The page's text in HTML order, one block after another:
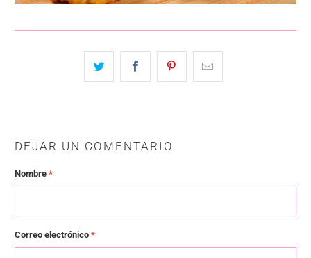
DEJAR UN COMENTARIO
Nombre*
Correo electrónico*